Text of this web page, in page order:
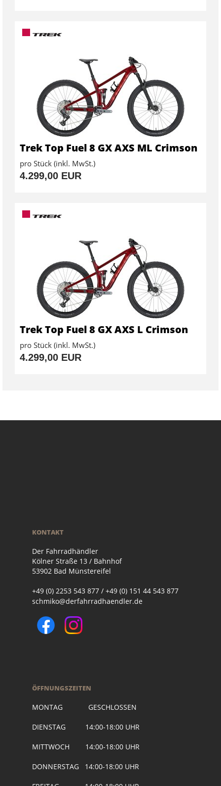
Trek Top Fuel 8 GX AXS ML Crimson
pro Stück (inkl. MwSt.)
4.299,00 EUR
Trek Top Fuel 8 GX AXS L Crimson
pro Stück (inkl. MwSt.)
4.299,00 EUR
KONTAKT
Der Fahrradhändler
Kölner Straße 13 / Bahnhof
53902 Bad Münstereifel
+49 (0) 2253 543 877 / +49 (0) 151 44 543 877
schmiko@derfahrradhaendler.de
ÖFFNUNGSZEITEN
MONTAG GESCHLOSSEN
DIENSTAG 14:00-18:00 UHR
MITTWOCH 14:00-18:00 UHR
DONNERSTAG 14:00-18:00 UHR